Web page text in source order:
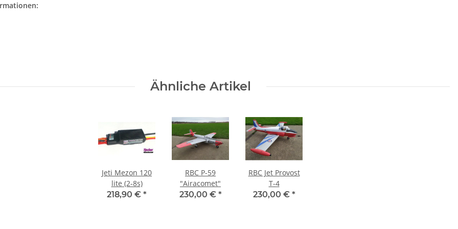
Ähnliche Artikel
Jeti Mezon 120
lite (2-8s)
218,90 € *
RBC P-59
"Airacomet"
230,00 € *
RBC Jet Provost
T-4
230,00 € *